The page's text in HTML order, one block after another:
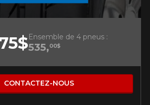
COURS
KUMHO12
APPLICABLE SUR TOUT ACHAT
KUMHO12
APPLICABLE SUR TOUT ACHAT
DE 4 PNEUS DE MARQUE
compatibilité
pneus et jantes vous
COURS
KUMHO12
APPLICABLE SUR TOUT ACHAT
DE 4 PNEUS DE MARQUE
de jantes
Ensemble de 4 pneus :
535,00$
CONTACTEZ-NOUS